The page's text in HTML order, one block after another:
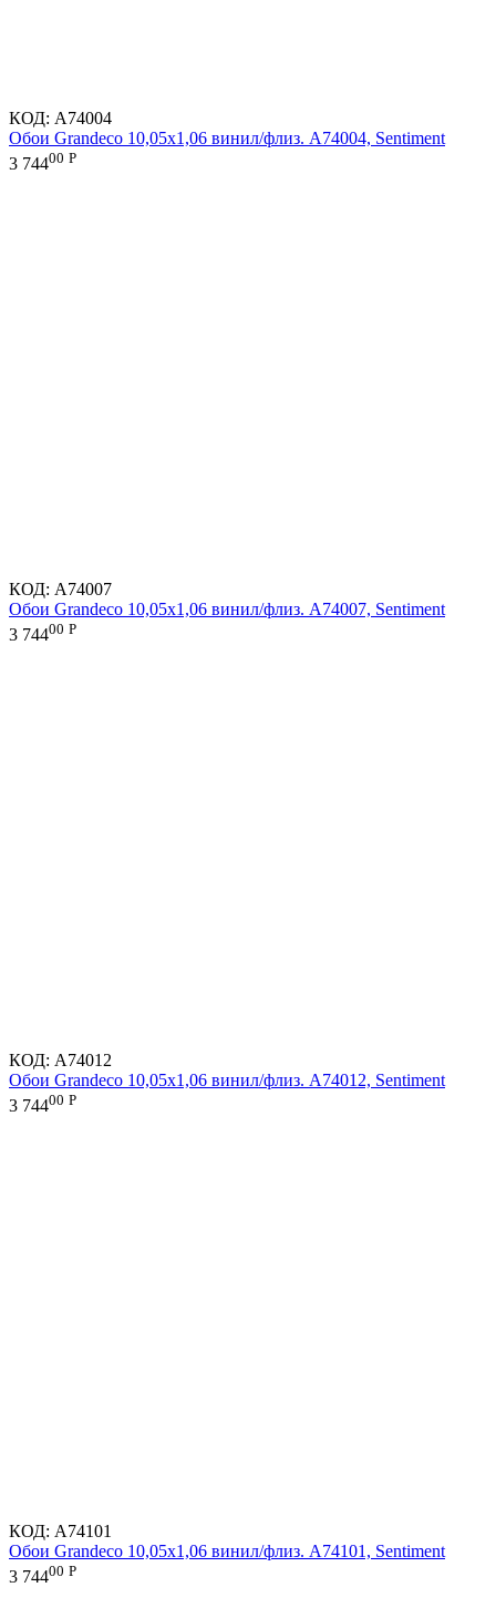
КОД: A74004
Обои Grandeco 10,05х1,06 винил/флиз. A74004, Sentiment
3 74400 Р
КОД: A74007
Обои Grandeco 10,05х1,06 винил/флиз. A74007, Sentiment
3 74400 Р
КОД: A74012
Обои Grandeco 10,05х1,06 винил/флиз. A74012, Sentiment
3 74400 Р
КОД: A74101
Обои Grandeco 10,05х1,06 винил/флиз. A74101, Sentiment
3 74400 Р